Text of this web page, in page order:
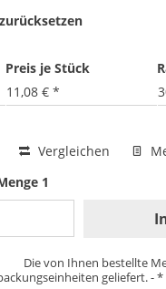
Preis je Stück
11,08 € *
Vergleichen
1
Die von Ihnen bestellte
geliefert. - *